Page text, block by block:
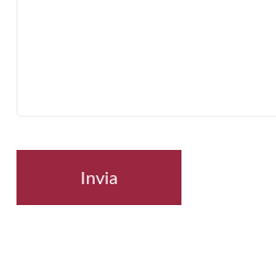
Invia